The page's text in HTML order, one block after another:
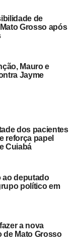
de
Grosso após
Mauro e
Jayme
dos pacientes
reforça papel
Cuiabá
ao deputado
político em
a nova
de Mato Grosso